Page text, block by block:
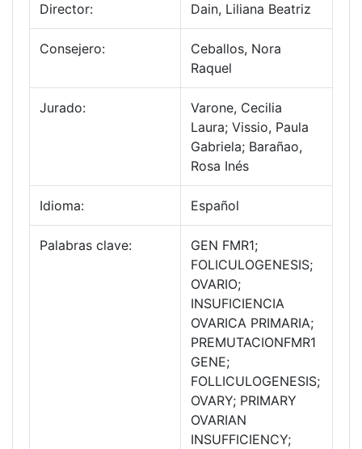
Director: Dain, Liliana Beatriz
Consejero:
Ceballos, Nora
Raquel
Jurado:
Varone, Cecilia
Laura; Vissio, Paula
Gabriela; Barañao,
Rosa Inés
Idioma: Español
Palabras clave:
GEN FMR1;
FOLICULOGENESIS;
OVARIO;
INSUFICIENCIA
OVARICA PRIMARIA;
PREMUTACIONFMR1
GENE;
FOLLICULOGENESIS;
OVARY; PRIMARY
OVARIAN
INSUFFICIENCY;